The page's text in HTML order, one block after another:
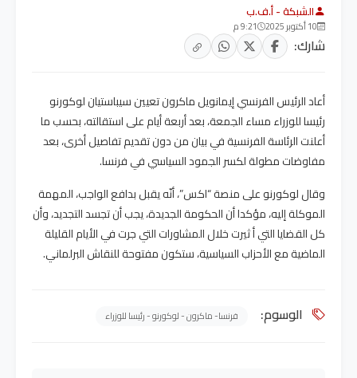
الشبكة - أ.ف.ب
10 أكتوبر 2025 9:21 م
شارك:
أعاد الرئيس الفرنسي إيمانويل ماكرون تعيين سيباستيان لوكورنو
رئيسا للوزراء مساء الجمعة، بعد أربعة أيام على استقالته، بحسب ما
أعلنت الرئاسة الفرنسية في بيان من دون تقديم تفاصيل أخرى، بعد
مفاوضات مطولة لكسر الجمود السياسي في فرنسا.
وقال لوكورنو على منصة “اكس”، أنّه يقبل بدافع الواجب، المهمة
الموكلة إليه، مؤكدا أن الحكومة الجديدة، يجب أن تجسد التجديد، وأن
كل القضايا التي أ ثيرت خلال المشاورات التي جرت في الأيام القليلة
الماضية مع الأحزاب السياسية، ستكون مفتوحة للنقاش البرلماني.
الوسوم: فرنسا- ماكرون - لوكورنو - رئيسا للوزراء